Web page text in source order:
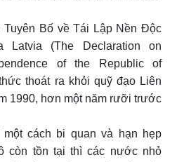
Tuyên Bố về Tái Lập Nền Độc
Latvia (The Declaration on
of the Republic of
thoát ra khỏi quỹ đạo Liên
1990, hơn một năm rưỡi trước
cách bi quan và hạn hẹp
còn tồn tại thì các nước nhỏ